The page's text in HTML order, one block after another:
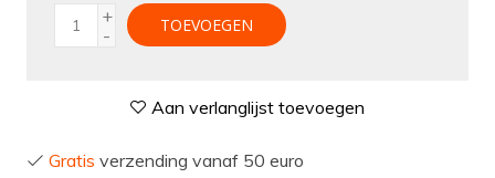
+
-
TOEVOEGEN
Aan verlanglijst toevoegen
Gratis verzending vanaf 50 euro